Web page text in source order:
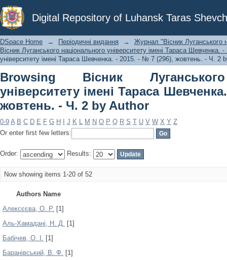
Digital Repository of Luhansk Taras
Browsing Вісник Луганського
Шевченка. - 2015. - № 7 (296),
DSpace Home → Періодичні видання →
Журнал "Вісник Луганського
Вісник Луганського національного університету імені Тараса
університету імені Тараса Шевченка. - 2015. - № 7 (296), жовтень. - Ч. 2
Browsing Вісник
університету імені Тараса
жовтень. - Ч. 2 by Author
0-9 A B C D E F G H J K L M N O P Q R S T U V W X Y Z
Or enter first few letters:
Order: Results:
Now showing items 1-20 of 52
Authors Name
Алексєєва, О. Р. [1]
Аль-Хамадані, Н. Д. [1]
Бабічев, О. І. [1]
Баранівський, В. Ф. [1]